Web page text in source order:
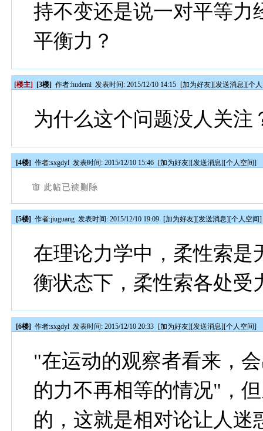
持不变还是说一对平等力
平衡力？
[楼主] [3楼] 作者:hudemi 发表时间: 2015/12/10 14:15 [加为好友][发送消息][个
为什么这个问题没人关注
[4楼] 作者:sxgdyl 发表时间: 2015/12/10 15:46 [加为好友][发送消息][个人空间]
[5楼] 作者:jiuguang 发表时间: 2015/12/10 19:09 [加为好友][发送消息][个人空间]
在理论力学中，柔性索是
衡状态下，柔性索各处受
[6楼] 作者:sxgdyl 发表时间: 2015/12/10 20:33 [加为好友][发送消息][个人空间]
"在运动的观察者看来，
的力不再相等的情况"，
的，这就是相对论让人迷